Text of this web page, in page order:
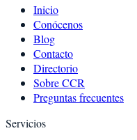
Inicio
Conócenos
Blog
Contacto
Directorio
Sobre CCR
Preguntas frecuentes
Servicios